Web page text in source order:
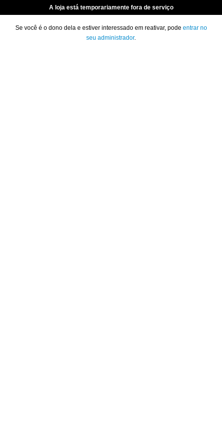
A loja está temporariamente fora de serviço
Se você é o dono dela e estiver interessado em reativar, pode entrar no
seu administrador.